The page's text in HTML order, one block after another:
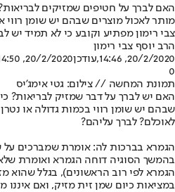
האם לברך על חטיפים שמזיקים
מותר לאכול מוצרים שבהם יש שומן רווי
צבי רימון מפתיע וקובע כי לא תמיד יש
הרב יוסף צבי רימון
20/2/2020, 14:46
,עודכן20/2/2020, 14:50
0
תמונת המחשה // צילום: גטי אימג'יס
האם יש לברך על דבר שמזיק לבריאות?
שבהם יש שומן רווי בכמות גדולה או
לאוכלם? לברך עליהם?
הגמרא בברכות לה: אומרת שמברכים על
בהמשך הסוגיה דוחה הגמרא ואומרת
הגמרא לפי רוב הראשונים), בגלל שהוא
במציאות כיום שמן זית מזיק, ואם